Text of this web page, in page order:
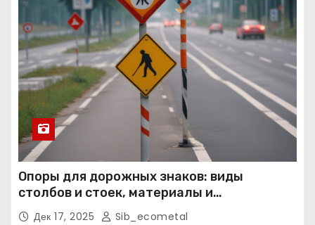
Опоры для дорожных знаков: виды
столбов и стоек, материалы и
нормативные требования
Дек 17, 2025 Sib_ecometal